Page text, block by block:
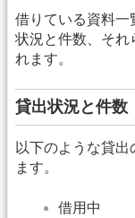
借りている資料一
状況と件数、それ
れます。
貸出状況と件数
以下のような貸
ます。
借用中